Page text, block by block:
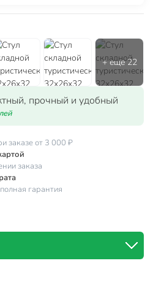
прочный и удобный
заказе от 3 000 ₽
заказа
гарантия